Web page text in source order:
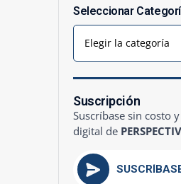
Seleccionar
Elegir la categoría
Suscripción
Suscríbase sin costo
digital de